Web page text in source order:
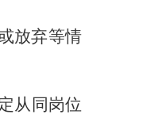
放弃等情
从同岗位